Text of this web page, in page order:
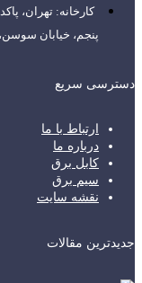
کارخانه: تهران،
پنجم، خیابان سوسن،
دسترسی سریع
ارتباط با ما
درباره ما
کابل برق
سیم برق
نقشه سایت
جدیدترین مقالات